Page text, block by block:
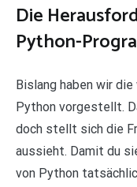
Die
Python-
Bislang haben wir
Python vorgestellt.
doch stellt sich die
aussieht. Damit du
von Python